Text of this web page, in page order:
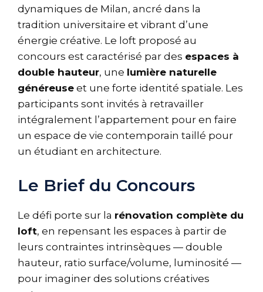
dynamiques de Milan, ancré dans la
tradition universitaire et vibrant d’une
énergie créative. Le loft proposé au
concours est caractérisé par des espaces à
double hauteur, une lumière naturelle
généreuse et une forte identité spatiale. Les
participants sont invités à retravailler
intégralement l’appartement pour en faire
un espace de vie contemporain taillé pour
un étudiant en architecture.
Le Brief du Concours
Le défi porte sur la rénovation complète du
loft, en repensant les espaces à partir de
leurs contraintes intrinsèques — double
hauteur, ratio surface/volume, luminosité —
pour imaginer des solutions créatives